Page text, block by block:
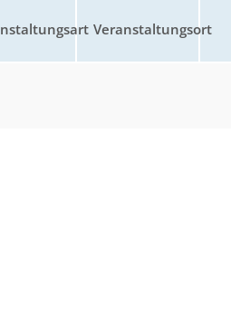
Veranstaltungsort